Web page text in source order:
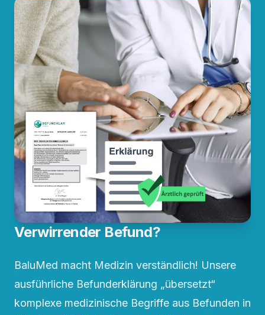
Verwirrender Befund?
BaluMed macht Medizin verständlich! Unsere
ausführliche Befunderklärung „übersetzt“
komplexe medizinische Begriffe aus Befunden in